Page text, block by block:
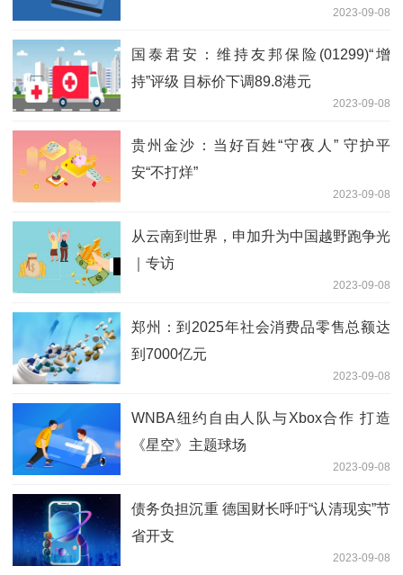
2023-09-08
国泰君安：维持友邦保险(01299)“增
持”评级 目标价下调89.8港元
2023-09-08
贵州金沙：当好百姓“守夜人” 守护平
安“不打烊”
2023-09-08
从云南到世界，申加升为中国越野跑争光
｜专访
2023-09-08
郑州：到2025年社会消费品零售总额达
到7000亿元
2023-09-08
WNBA纽约自由人队与Xbox合作 打造
《星空》主题球场
2023-09-08
债务负担沉重 德国财长呼吁“认清现实”节
省开支
2023-09-08